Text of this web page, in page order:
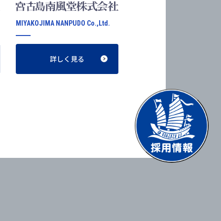
MIYAKOJIMA NANPUDO Co.,Ltd.
詳しく見る